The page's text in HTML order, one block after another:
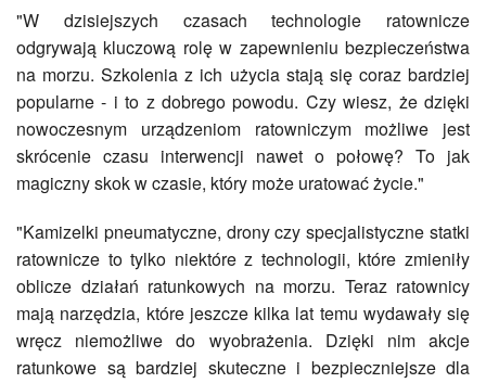
"W dzisiejszych czasach technologie ratownicze
odgrywają kluczową rolę w zapewnieniu bezpieczeństwa
na morzu. Szkolenia z ich użycia stają się coraz bardziej
popularne - i to z dobrego powodu. Czy wiesz, że dzięki
nowoczesnym urządzeniom ratowniczym możliwe jest
skrócenie czasu interwencji nawet o połowę? To jak
magiczny skok w czasie, który może uratować życie."
"Kamizelki pneumatyczne, drony czy specjalistyczne statki
ratownicze to tylko niektóre z technologii, które zmieniły
oblicze działań ratunkowych na morzu. Teraz ratownicy
mają narzędzia, które jeszcze kilka lat temu wydawały się
wręcz niemożliwe do wyobrażenia. Dzięki nim akcje
ratunkowe są bardziej skuteczne i bezpieczniejsze dla